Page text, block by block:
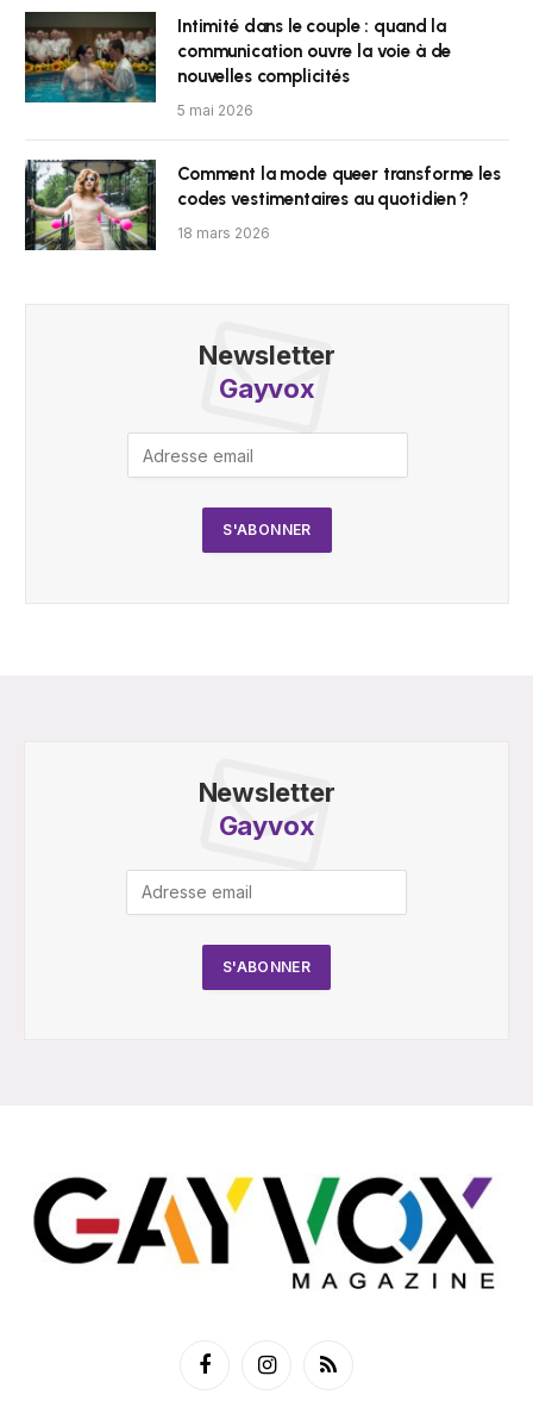
Intimité dans le couple : quand la
communication ouvre la voie à de
nouvelles complicités
5 mai 2026
Comment la mode queer transforme les
codes vestimentaires au quotidien ?
18 mars 2026
Newsletter
Gayvox
Newsletter
Gayvox
FacebookInstagramRSS